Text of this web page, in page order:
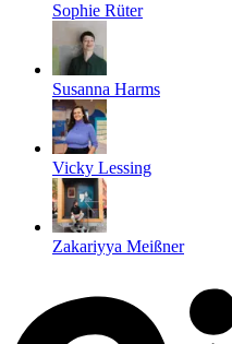
Sophie Rüter
Susanna Harms
Vicky Lessing
Zakariyya Meißner